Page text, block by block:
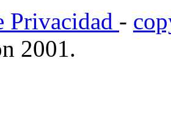
Privacidad -
2001.